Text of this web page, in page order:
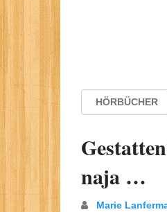
HÖRBÜCHER
naja …
Marie